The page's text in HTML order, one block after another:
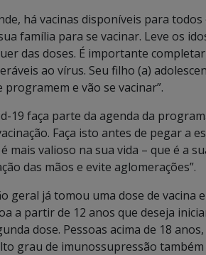
há vacinas disponíveis para todos
família para se vacinar. Leve os
das doses. É importante
ao vírus. Seu filho (a)
e vão se vacinar”.
19 faça parte da agenda da
Faça isto antes de pegar a
mais valioso na sua vida – que é a
das mãos e evite aglomerações”.
geral já tomou uma dose de vacina e
a partir de 12 anos que deseja
dose. Pessoas acima de 18 anos,
grau de imunossupressão também